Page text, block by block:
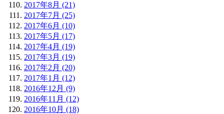
2017年8月 (21)
2017年7月 (25)
2017年6月 (10)
2017年5月 (17)
2017年4月 (19)
2017年3月 (19)
2017年2月 (20)
2017年1月 (12)
2016年12月 (9)
2016年11月 (12)
2016年10月 (18)